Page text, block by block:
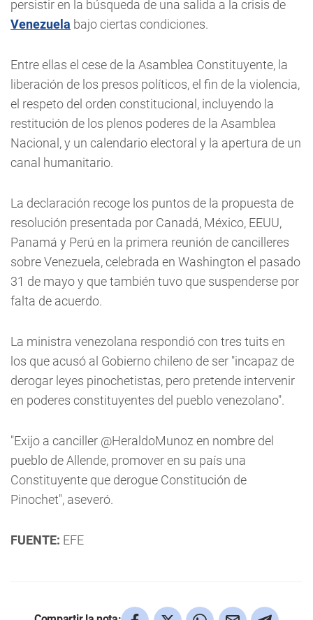
persistir en la búsqueda de una salida a la crisis de
Venezuela bajo ciertas condiciones.
Entre ellas el cese de la Asamblea Constituyente, la
liberación de los presos políticos, el fin de la violencia,
el respeto del orden constitucional, incluyendo la
restitución de los plenos poderes de la Asamblea
Nacional, y un calendario electoral y la apertura de un
canal humanitario.
La declaración recoge los puntos de la propuesta de
resolución presentada por Canadá, México, EEUU,
Panamá y Perú en la primera reunión de cancilleres
sobre Venezuela, celebrada en Washington el pasado
31 de mayo y que también tuvo que suspenderse por
falta de acuerdo.
La ministra venezolana respondió con tres tuits en
los que acusó al Gobierno chileno de ser "incapaz de
derogar leyes pinochetistas, pero pretende intervenir
en poderes constituyentes del pueblo venezolano".
"Exijo a canciller @HeraldoMunoz en nombre del
pueblo de Allende, promover en su país una
Constituyente que derogue Constitución de
Pinochet", aseveró.
FUENTE: EFE